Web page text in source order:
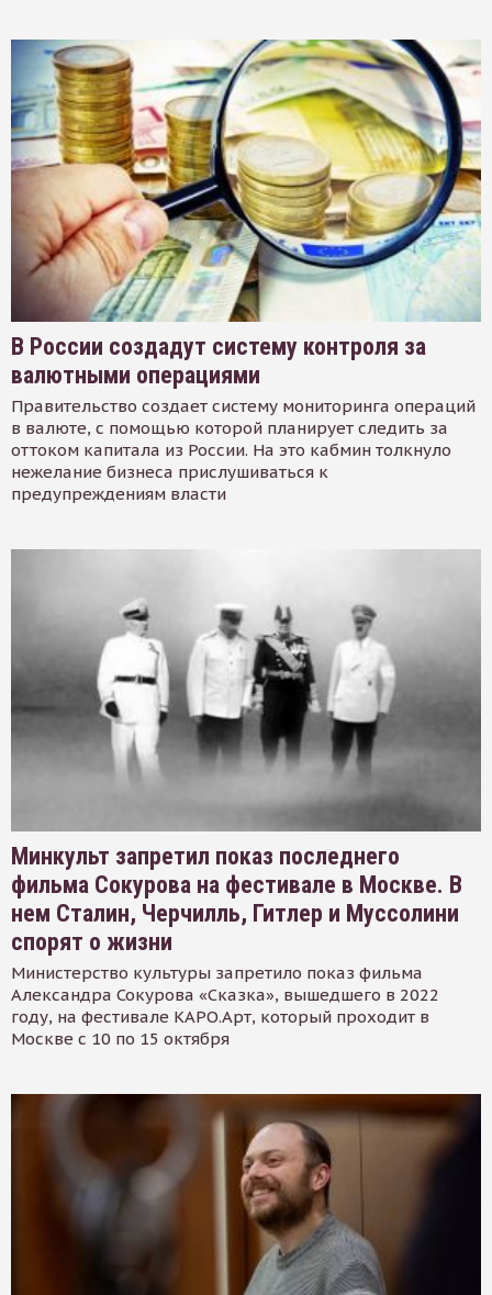
В России создадут систему контроля за
валютными операциями
Правительство создает систему мониторинга операций
в валюте, с помощью которой планирует следить за
оттоком капитала из России. На это кабмин толкнуло
нежелание бизнеса прислушиваться к
предупреждениям власти
Минкульт запретил показ последнего
фильма Сокурова на фестивале в Москве. В
нем Сталин, Черчилль, Гитлер и Муссолини
спорят о жизни
Министерство культуры запретило показ фильма
Александра Сокурова «Сказка», вышедшего в 2022
году, на фестивале КАРО.Арт, который проходит в
Москве с 10 по 15 октября